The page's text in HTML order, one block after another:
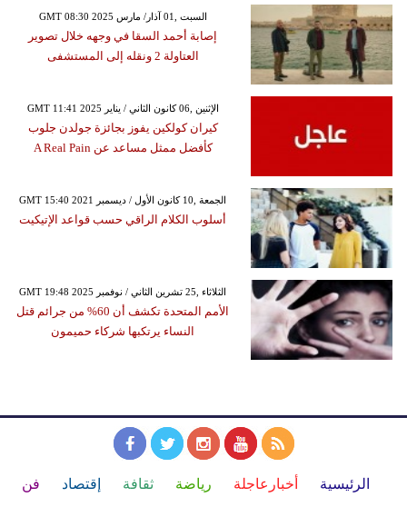
GMT 08:30 2025 السبت ,01 آذار/ مارس
إصابة أحمد السقا في وجهه خلال تصوير
العتاولة 2 ونقله إلى المستشفى
GMT 11:41 2025 الإثنين ,06 كانون الثاني / يناير
كيران كولكين يفوز بجائزة جولدن جلوب
كأفضل ممثل مساعد عن A Real Pain
GMT 15:40 2021 الجمعة ,10 كانون الأول / ديسمبر
أسلوب الكلام الراقي حسب قواعد الإتيكيت
GMT 19:48 2025 الثلاثاء ,25 تشرين الثاني / نوفمبر
الأمم المتحدة تكشف أن 60% من جرائم قتل
النساء يرتكبها شركاء حميمون
الرئيسية أخبارعاجلة رياضة ثقافة إقتصاد فن